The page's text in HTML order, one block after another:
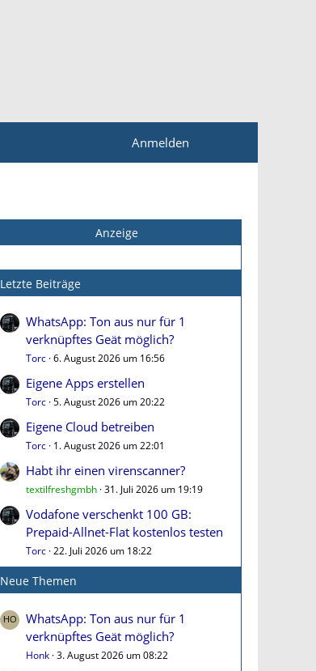
Anmelden
Anzeige
Letzte Beiträge
WhatsApp: Ton aus nur für 1
verknüpftes Geät möglich?
Torc 6. August 2026 um 16:56
Eigene Apps erstellen
Torc 5. August 2026 um 20:22
Eigene Cloud betreiben
Torc 1. August 2026 um 22:01
Habt ihr einen virenscanner?
textilfreshgmbh 31. Juli 2026 um 19:19
Vodafone verschenkt 100 GB:
Prepaid-Allnet-Flat kostenlos testen
Torc 22. Juli 2026 um 18:22
Neue Themen
WhatsApp: Ton aus nur für 1
verknüpftes Geät möglich?
Honk 3. August 2026 um 08:22